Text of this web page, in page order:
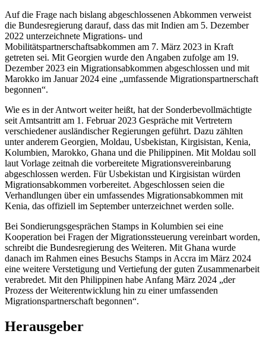
Auf die Frage nach bislang abgeschlossenen Abkommen verweist
die Bundesregierung darauf, dass das mit Indien am 5. Dezember
2022 unterzeichnete Migrations- und
Mobilitätspartnerschaftsabkommen am 7. März 2023 in Kraft
getreten sei. Mit Georgien wurde den Angaben zufolge am 19.
Dezember 2023 ein Migrationsabkommen abgeschlossen und mit
Marokko im Januar 2024 eine „umfassende Migrationspartnerschaft
begonnen“.
Wie es in der Antwort weiter heißt, hat der Sonderbevollmächtigte
seit Amtsantritt am 1. Februar 2023 Gespräche mit Vertretern
verschiedener ausländischer Regierungen geführt. Dazu zählten
unter anderem Georgien, Moldau, Usbekistan, Kirgisistan, Kenia,
Kolumbien, Marokko, Ghana und die Philippinen. Mit Moldau soll
laut Vorlage zeitnah die vorbereitete Migrationsvereinbarung
abgeschlossen werden. Für Usbekistan und Kirgisistan würden
Migrationsabkommen vorbereitet. Abgeschlossen seien die
Verhandlungen über ein umfassendes Migrationsabkommen mit
Kenia, das offiziell im September unterzeichnet werden solle.
Bei Sondierungsgesprächen Stamps in Kolumbien sei eine
Kooperation bei Fragen der Migrationssteuerung vereinbart worden,
schreibt die Bundesregierung des Weiteren. Mit Ghana wurde
danach im Rahmen eines Besuchs Stamps in Accra im März 2024
eine weitere Verstetigung und Vertiefung der guten Zusammenarbeit
verabredet. Mit den Philippinen habe Anfang März 2024 „der
Prozess der Weiterentwicklung hin zu einer umfassenden
Migrationspartnerschaft begonnen“.
Herausgeber